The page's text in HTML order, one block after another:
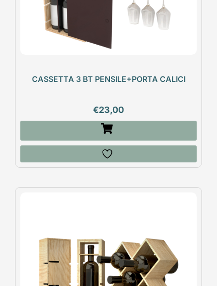
CASSETTA 3 BT PENSILE+PORTA CALICI
€23,00